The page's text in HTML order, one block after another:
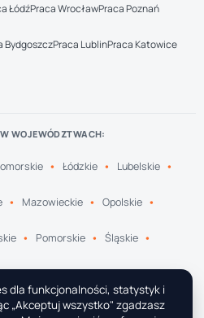
ŁódźPraca WrocławPraca Poznań
BydgoszczPraca LublinPraca Katowice
WOJEWÓDZTWACH:
Łódzkie Lubelskie
Mazowieckie Opolskie
Pomorskie Śląskie
Mazurskie Wielkopolskie
dla funkcjonalności, statystyk i
„Akceptuj wszystko" zgadzasz